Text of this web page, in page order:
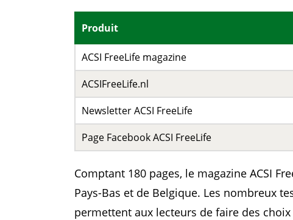
Produit
ACSI FreeLife magazine
ACSIFreeLife.nl
Newsletter ACSI FreeLife
Page Facebook ACSI FreeLife
Comptant 180 pages, le magazine ACSI
Pays-Bas et de Belgique. Les nombreux
permettent aux lecteurs de faire des